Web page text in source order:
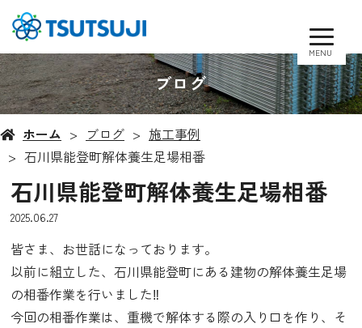
MENU
ブログ
ホーム ブログ
施工事例
石川県能登町解体養生足場相番
石川県能登町解体養生足場相番
2025.06.27
皆さま、お世話になっております。
以前に組立した、石川県能登町にある建物の解体養生足場
の相番作業を行いました‼️
今回の相番作業は、重機で解体する際の入り口を作り、そ